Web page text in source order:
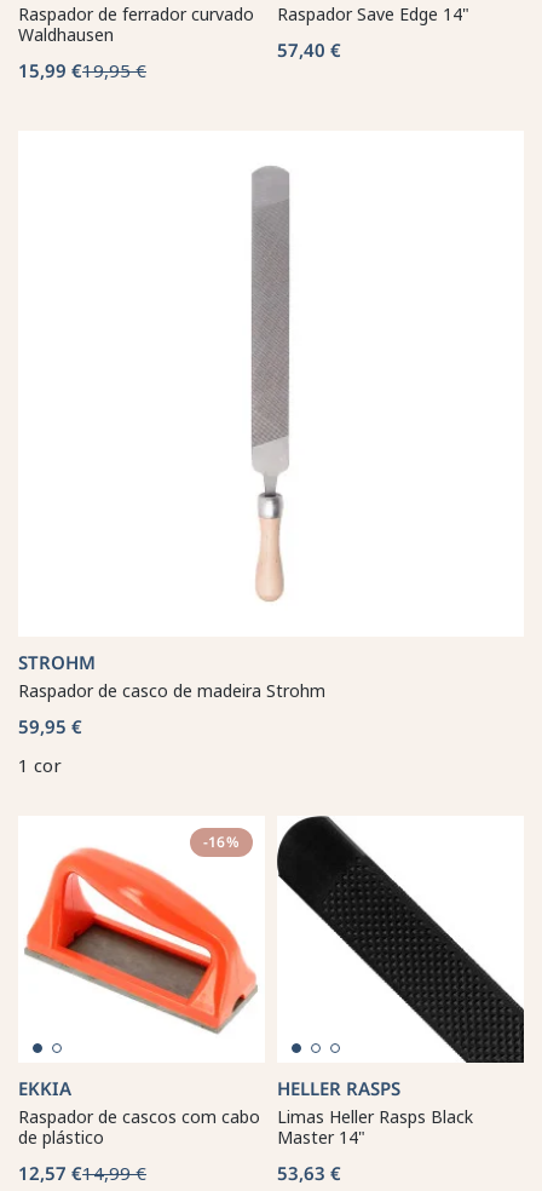
Raspador de ferrador curvado
Waldhausen
15,99 €19,95 €
Raspador Save Edge 14"
57,40 €
STROHM
Raspador de casco de madeira Strohm
59,95 €
1 cor
-16%
EKKIA
Raspador de cascos com cabo
de plástico
12,57 €14,99 €
HELLER RASPS
Limas Heller Rasps Black
Master 14"
53,63 €